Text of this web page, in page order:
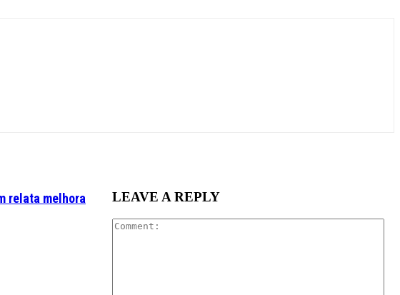
relata melhora
LEAVE A REPLY